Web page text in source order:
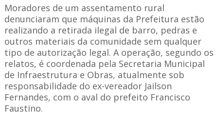
Moradores de um assentamento rural
denunciaram que máquinas da Prefeitura estão
realizando a retirada ilegal de barro, pedras e
outros materiais da comunidade sem qualquer
tipo de autorização legal. A operação, segundo os
relatos, é coordenada pela Secretaria Municipal
de Infraestrutura e Obras, atualmente sob
responsabilidade do ex-vereador Jailson
Fernandes, com o aval do prefeito Francisco
Faustino.